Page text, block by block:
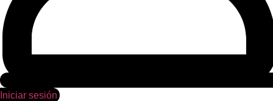
Iniciar sesión